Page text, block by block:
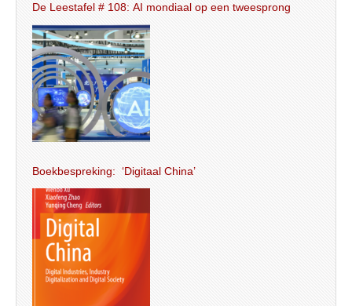
De Leestafel # 108: AI mondiaal op een tweesprong
Boekbespreking: ‘Digitaal China’